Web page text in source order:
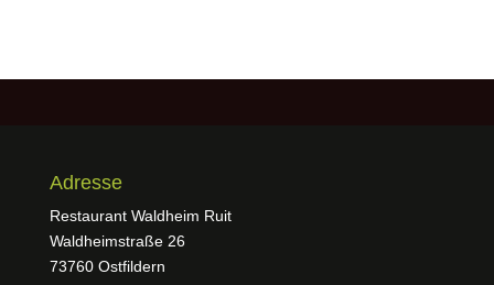
Adresse
Restaurant Waldheim Ruit
Waldheimstraße 26
73760 Ostfildern